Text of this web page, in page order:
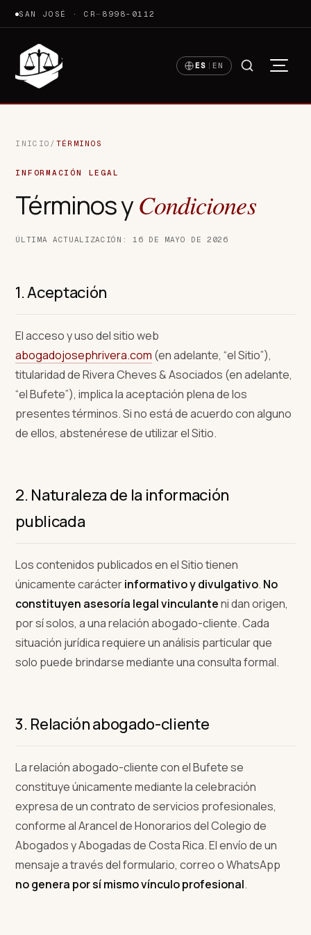
SAN JOSÉ · CR— 8998-0112
ES | EN
INICIO / TÉRMINOS
INFORMACIÓN LEGAL
Términos yCondiciones
ÚLTIMA ACTUALIZACIÓN: 16 DE MAYO DE 2026
1. Aceptación
El acceso y uso del sitio web
abogadojosephrivera.com (en adelante, “el Sitio”),
titularidad de Rivera Cheves & Asociados (en adelante,
“el Bufete”), implica la aceptación plena de los
presentes términos. Si no está de acuerdo con alguno
de ellos, abstenérese de utilizar el Sitio.
2. Naturaleza de la información
publicada
Los contenidos publicados en el Sitio tienen
únicamente carácterinformativo y divulgativo. No
constituyen asesoría legal vinculanteni dan origen,
por sí solos, a una relación abogado-cliente. Cada
situación jurídica requiere un análisis particular que
solo puede brindarse mediante una consulta formal.
3. Relación abogado-cliente
La relación abogado-cliente con el Bufete se
constituye únicamente mediante la celebración
expresa de un contrato de servicios profesionales,
conforme al Arancel de Honorarios del Colegio de
Abogados y Abogadas de Costa Rica. El envío de un
mensaje a través del formulario, correo o WhatsApp
no genera por sí mismo vínculo profesional.